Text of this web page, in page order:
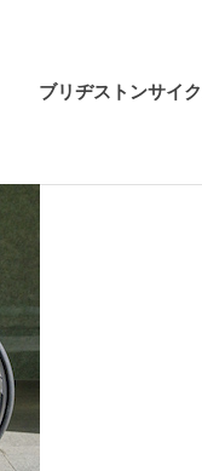
ブリヂストンサイ